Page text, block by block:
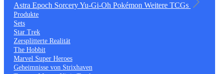
Astra Epoch SorceryYu-Gi-Oh Pokémon Weitere TCGs
Produkte
Sets
Star Trek
Zersplitterte Realität
The Hobbit
Marvel Super Heroes
Geheimnisse von Strixhaven